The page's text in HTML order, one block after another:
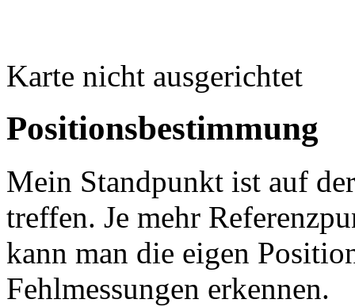
Karte nicht ausgerichtet
Positionsbestimmung
Mein Standpunkt ist auf
treffen. Je mehr
kann man die eigen
Fehlmessungen erkennen.